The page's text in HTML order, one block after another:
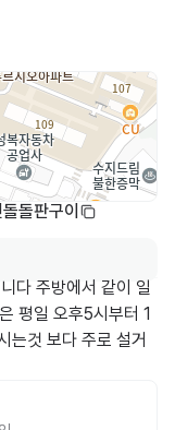
돌판구이
다 주방에서 같이 일
평일 오후5시부터 1
는것 보다 주로 설거